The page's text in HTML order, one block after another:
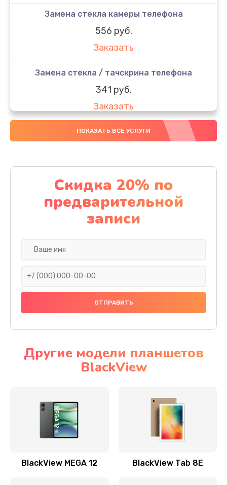
Замена стекла камеры телефона
556 руб.
Заказать
Замена стекла / тачскрина телефона
341 руб.
Заказать
Замена контроллера питания телефона
Заказать
Замена вибромотора телефона
332 руб.
Заказать
Замена разъема наушников телефона
Замена аудиокодека телефона
Замена микросхем питания телефона
Замена процессора телефона
Заказать
ПОКАЗАТЬ ВСЕ УСЛУГИ
Скидка 20% по
предварительной
записи
Другие модели планшетов
BlackView
BlackView MEGA 12 BlackView Tab 8E